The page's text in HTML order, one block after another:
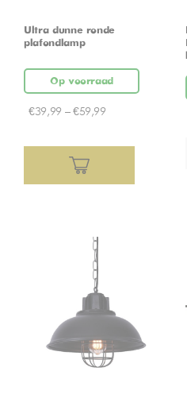
Ultra dunne ronde
plafondlamp
Op voorraad
€39,99 –€59,99